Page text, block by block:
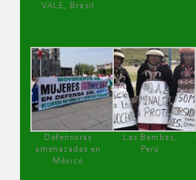
VALE, Brasil
Defensoras
amenazadas en
México
Las Bambas,
Perú